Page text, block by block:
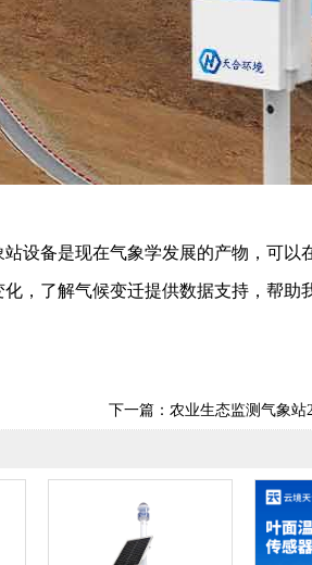
设备是现在气象学发展的产物，可以
，了解气候变迁提供数据支持，帮助
下一篇： 农业生态监测气象站